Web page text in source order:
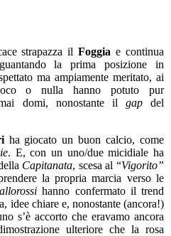
strapazza ilFoggia e continua
la prima posizione in
ma ampiamente meritato, ai
o nulla hanno potuto pur
domi, nonostante il gapdel
ha giocato un buon calcio, come
. E, con un uno/due micidiale ha
Capitanata, scesa al “Vigorito”
la propria marcia verso le
hanno confermato il trend
idee chiare e, nonostante (ancora!)
s’è accorto che eravamo ancora
ulteriore che la rosa